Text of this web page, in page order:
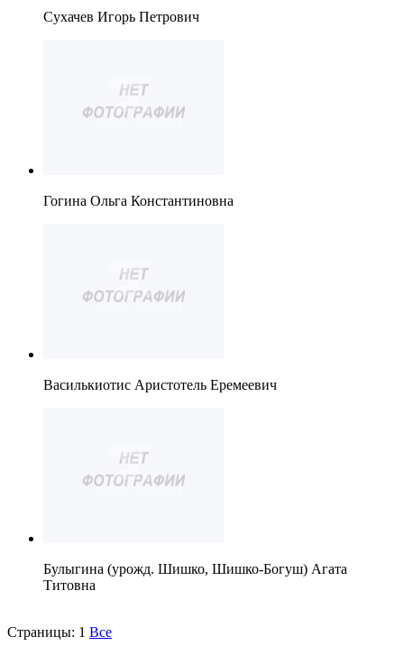
Сухачев Игорь Петрович
Гогина Ольга Константиновна
Василькиотис Аристотель Еремеевич
Булыгина (урожд. Шишко, Шишко-Богуш) Агата
Титовна
Страницы: 1 Все